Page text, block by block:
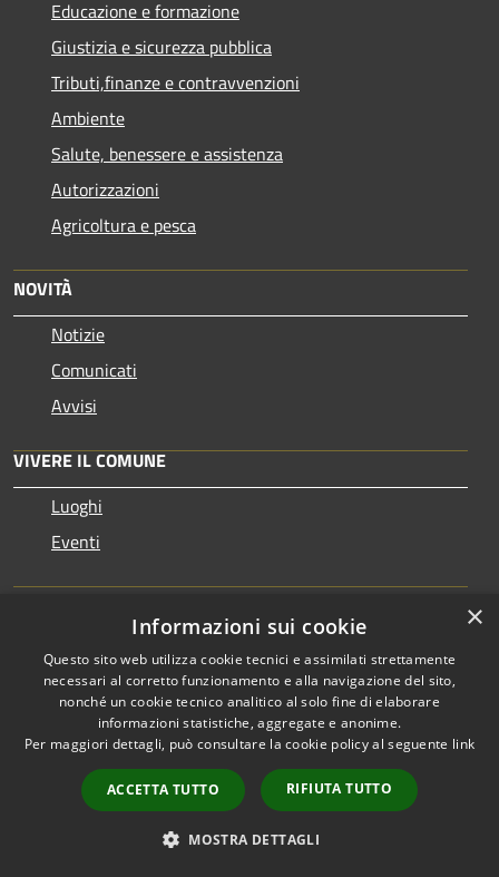
Educazione e formazione
Giustizia e sicurezza pubblica
Tributi,finanze e contravvenzioni
Ambiente
Salute, benessere e assistenza
Autorizzazioni
Agricoltura e pesca
NOVITÀ
Notizie
Comunicati
Avvisi
VIVERE IL COMUNE
Luoghi
Eventi
Comune di Marsciano
Largo Garibaldi, 1 - 06055 Marsciano (PG)
Codice Fiscale: 00312450547
Partita IVA: 00312450547
IBAN: IT 63 D 01030 38510 000001115783
Codice Univoco: UFAI21
×
Informazioni sui cookie
Questo sito web utilizza cookie tecnici e assimilati strettamente
necessari al corretto funzionamento e alla navigazione del sito,
nonché un cookie tecnico analitico al solo fine di elaborare
informazioni statistiche, aggregate e anonime.
Per maggiori dettagli, può consultare la cookie policy al seguente link
ACCETTA TUTTO RIFIUTA TUTTO
MOSTRA DETTAGLI